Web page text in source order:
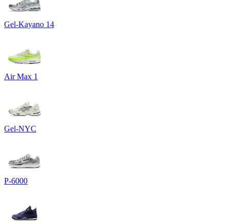
Gel-Kayano 14
Air Max 1
Gel-NYC
P-6000